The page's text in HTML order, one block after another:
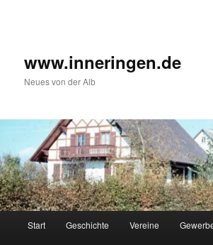
www.inneringen.de
Neues von der Alb
Start Geschichte Vereine